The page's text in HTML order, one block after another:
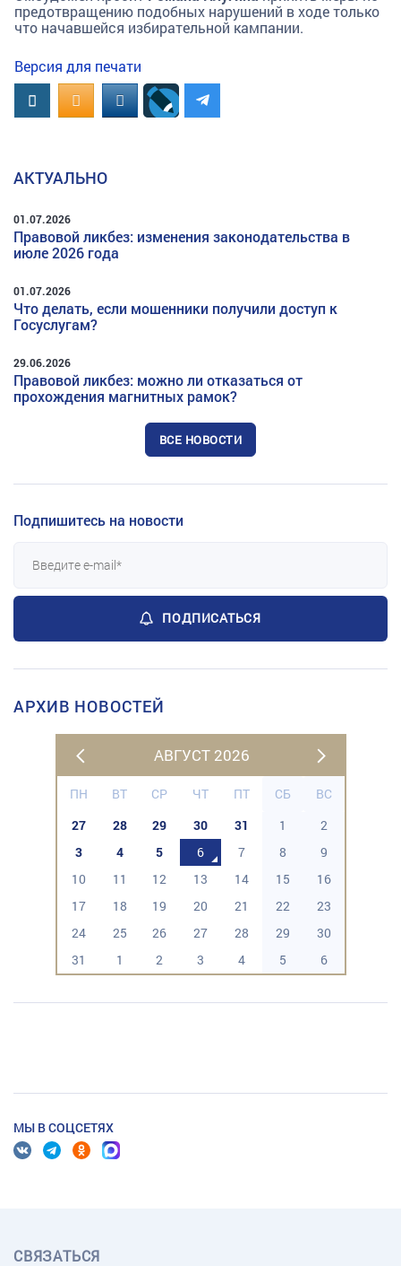
предотвращению подобных нарушений в ходе только
что начавшейся избирательной кампании.
Версия для печати
ВконтактеOK.RUMAIL.RU
АКТУАЛЬНО
01.07.2026
Правовой ликбез: изменения законодательства в
июле 2026 года
01.07.2026
Что делать, если мошенники получили доступ к
Госуслугам?
29.06.2026
Правовой ликбез: можно ли отказаться от
прохождения магнитных рамок?
ВСЕ НОВОСТИ
Подпишитесь на новости
ПОДПИСАТЬСЯ
АРХИВ НОВОСТЕЙ
АВГУСТ 2026
ПН ВТ СР ЧТ ПТ СБ
ВС
27
28 29 30 31 1
2
3
4 5 6 7 8
9
10
11 12 13 14 15
16
17
18 19 20 21 22
23
24
25 26 27 28 29
30
31
1 2 3 4 5 6
МЫ В СОЦСЕТЯХ
СВЯЗАТЬСЯ